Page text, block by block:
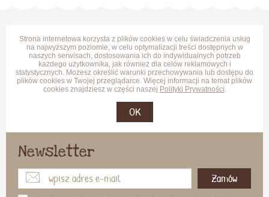
Strona internetowa korzysta z plików cookies w celu świadczenia usług
na najwyższym poziomie, w celu optymalizacji treści dostępnych w
naszych serwisach, dostosowania ich do indywidualnych potrzeb
każdego użytkownika, jak również dla celów reklamowych i
statystycznych. Możesz określić warunki przechowywania lub dostępu do
plików cookies w Twojej przeglądarce. Więcej informacji na temat plików
cookies znajdziesz w części naszej Polityki Prywatności.
OK
Newsletter
Zamów